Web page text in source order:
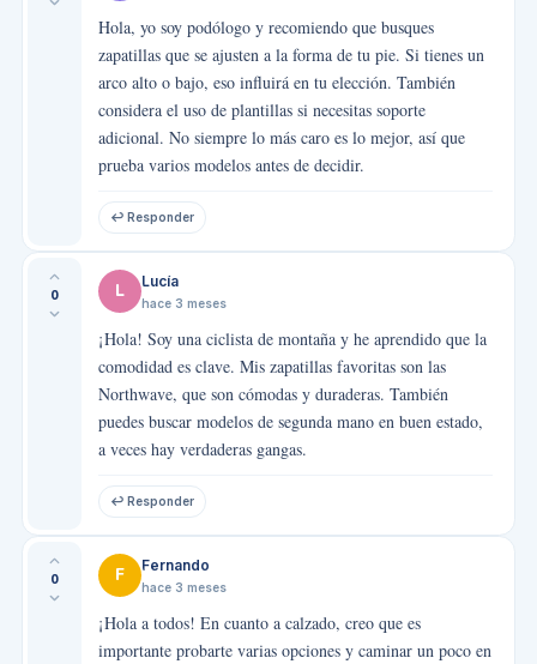
Hola, yo soy podólogo y recomiendo que busques
zapatillas que se ajusten a la forma de tu pie. Si tienes un
arco alto o bajo, eso influirá en tu elección. También
considera el uso de plantillas si necesitas soporte
adicional. No siempre lo más caro es lo mejor, así que
prueba varios modelos antes de decidir.
↩ Responder
0 L Lucía
hace 3 meses
¡Hola! Soy una ciclista de montaña y he aprendido que la
comodidad es clave. Mis zapatillas favoritas son las
Northwave, que son cómodas y duraderas. También
puedes buscar modelos de segunda mano en buen estado,
a veces hay verdaderas gangas.
↩ Responder
0 F Fernando
hace 3 meses
¡Hola a todos! En cuanto a calzado, creo que es
importante probarte varias opciones y caminar un poco en